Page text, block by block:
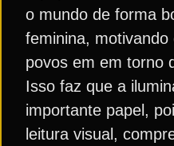
o mundo de forma
feminina,
povos em em torno
Isso faz que a
importante papel,
leitura visual,